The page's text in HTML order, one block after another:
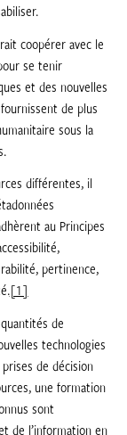
coopérer avec le
se tenir
et des nouvelles
de plus
sous la
différentes, il
au Principes
pertinence,
[1]
de
technologies
de décision
une formation
sont
de l’information en